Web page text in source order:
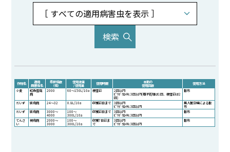
作物名 適用
病害虫名
希釈倍数
（倍）
使用液量
/ 使用量 使用時期 本剤の
使用回数
使用方法
小麦
紅色雪腐
病
2000 60～150L/10a 根雪前 2回以内
ﾋﾟﾘﾀﾞｸﾛﾒﾁﾙ:3回以内(種子処理は1回、根雪前は2
回)
散布
だいず 紫斑病 24～32 0.8L/10a 収穫前日まで 3回以内
ﾋﾟﾘﾀﾞｸﾛﾒﾁﾙ:3回以内
無人航空機による散
布
だいず
紫斑病 3000～
4000
100～
300L/10a
収穫前日まで 3回以内
ﾋﾟﾘﾀﾞｸﾛﾒﾁﾙ:3回以内
散布
てんさ
い
褐斑病 2000～
3000
100～
300L/10a
収穫7日前ま
で
3回以内
ﾋﾟﾘﾀﾞｸﾛﾒﾁﾙ:3回以内
散布